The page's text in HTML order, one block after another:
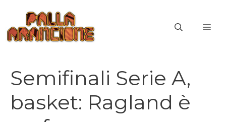
contenuto
Semifinali Serie A,
basket: Ragland è